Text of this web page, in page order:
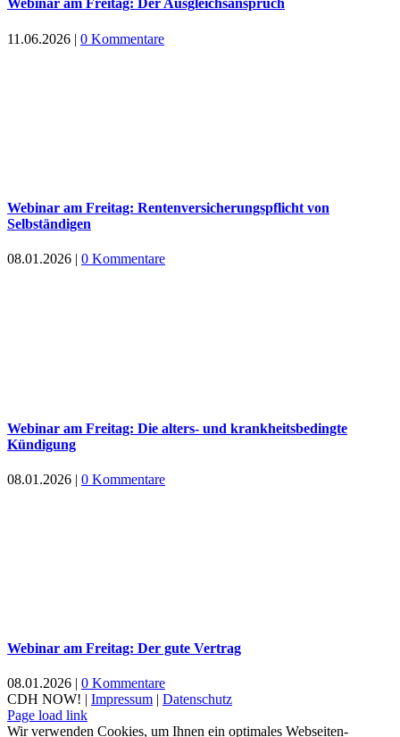
Webinar am Freitag: Der Ausgleichsanspruch
11.06.2026 | 0 Kommentare
Webinar am Freitag: Rentenversicherungspflicht von
Selbständigen
08.01.2026 | 0 Kommentare
Webinar am Freitag: Die alters- und krankheitsbedingte
Kündigung
08.01.2026 | 0 Kommentare
Webinar am Freitag: Der gute Vertrag
08.01.2026 | 0 Kommentare
CDH NOW! | Impressum | Datenschutz
Xing
Facebook
X
YouTube
LinkedIn
Page load link
Wir verwenden Cookies, um Ihnen ein optimales Webseiten-